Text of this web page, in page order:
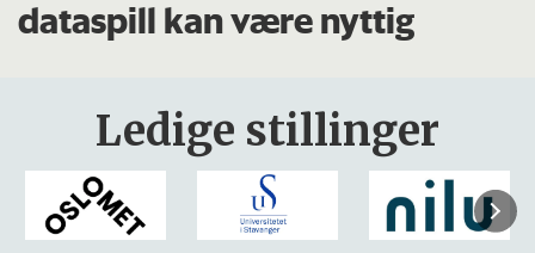
dataspill kan være nyttig
Ledige stillinger